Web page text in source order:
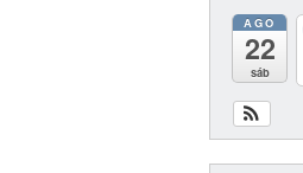
AGO
22
sáb